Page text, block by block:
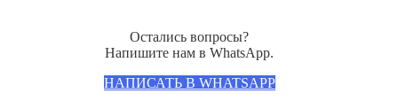
Остались вопросы?
Напишите нам в WhatsApp.
НАПИСАТЬ В WHATSAPP